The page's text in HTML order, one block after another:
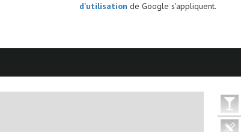
d'utilisation de Google s'appliquent.